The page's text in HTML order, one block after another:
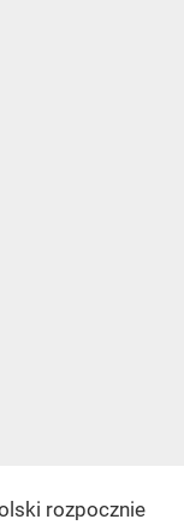
rozpocznie